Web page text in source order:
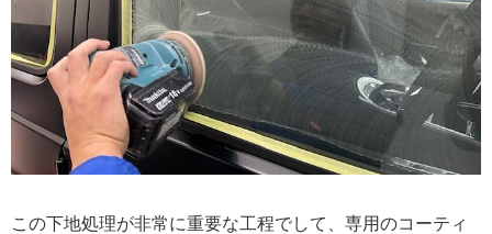
この下地処理が非常に重要な工程でして、専用のコーティ